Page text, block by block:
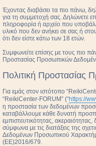
Έχοντας διαβάσει τα πιο πάνω,
για τη συμμετοχή σας. Δηλώνετε
πληροφορία ή αρχείο που
υλικό που δεν ανήκει σε σας ή
ότι δεν είστε κάτω των 18 ετών.
Συμφωνείτε επίσης με τους πιο
Προστασίας Προσωπικών
Πολιτική
Για εμάς στον ιστότοπο
“ReikiCenter-FORUM” (“https://
η προστασία των δεδομένων
καταβάλλουμε κάθε δυνατή
εμπιστευτικότητας,
σύμφωνα με τις διατάξεις της
Δεδομένων Προσωπικού
(ΕΕ)2016/679.